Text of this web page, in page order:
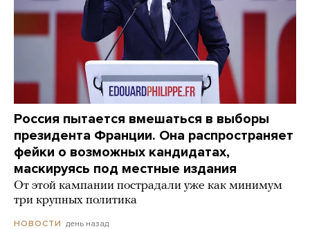
Россия пытается вмешаться в выборы
президента Франции. Она распространяет
фейки о возможных кандидатах,
маскируясь под местные издания
От этой кампании пострадали уже как минимум
три крупных политика
НОВОСТИ день назад